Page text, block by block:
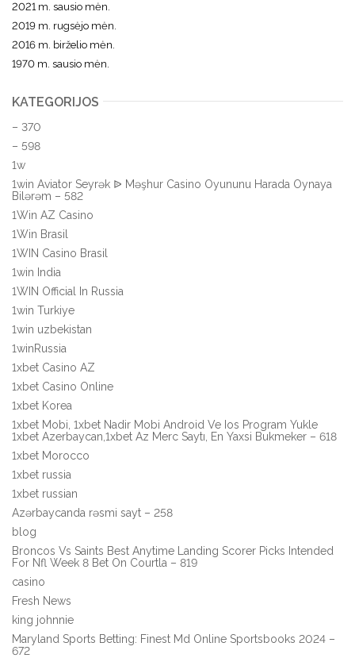
2021 m. sausio mėn.
2019 m. rugsėjo mėn.
2016 m. birželio mėn.
1970 m. sausio mėn.
KATEGORIJOS
– 370
– 598
1w
1win Aviator Seyrək ᐉ Məşhur Casino Oyununu Harada Oynaya
Bilərəm – 582
1Win AZ Casino
1Win Brasil
1WIN Casino Brasil
1win India
1WIN Official In Russia
1win Turkiye
1win uzbekistan
1winRussia
1xbet Casino AZ
1xbet Casino Online
1xbet Korea
1xbet Mobi, 1xbet Nadir Mobi Android Ve Ios Program Yukle
1xbet Azerbaycan,1xbet Az Merc Saytı, En Yaxsi Bukmeker – 618
1xbet Morocco
1xbet russia
1xbet russian
Azərbaycanda rəsmi sayt – 258
blog
Broncos Vs Saints Best Anytime Landing Scorer Picks Intended
For Nfl Week 8 Bet On Courtla – 819
casino
Fresh News
king johnnie
Maryland Sports Betting: Finest Md Online Sportsbooks 2024 –
672